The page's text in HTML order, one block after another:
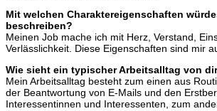
Mit welchen Charaktereigenschaften
beschreiben?
Meinen Job mache ich mit Herz, Verstand,
Verlässlichkeit. Diese Eigenschaften sind mir
Wie sieht ein typischer Arbeitsalltag von
Mein Arbeitsalltag besteht zum einen aus
der Beantwortung von E-Mails und den
Interessentinnen und Interessenten, zum